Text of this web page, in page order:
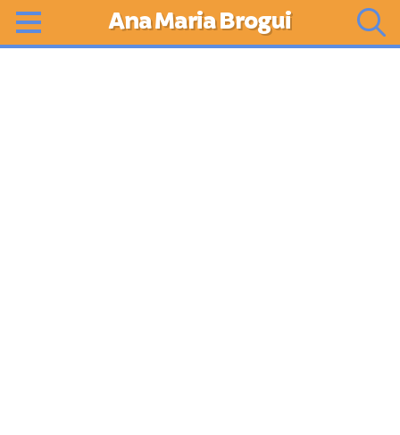
Ana Maria Brogui